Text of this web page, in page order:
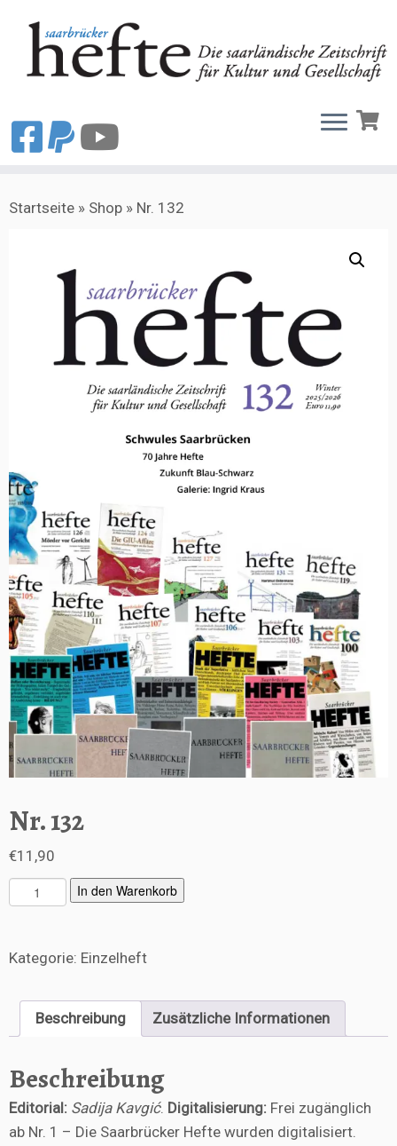
Inhalt
Startseite » Shop » Nr. 132
Nr. 132
€11,90
r.
2
In den Warenkorb
Kategorie: Einzelheft
Beschreibung Zusätzliche Informationen
Beschreibung
Editorial: Sadija Kavgić. Digitalisierung: Frei zugänglich
ab Nr. 1 – Die Saarbrücker Hefte wurden digitalisiert.